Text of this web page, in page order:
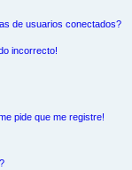
de usuarios conectados?
incorrecto!
pide que me registre!